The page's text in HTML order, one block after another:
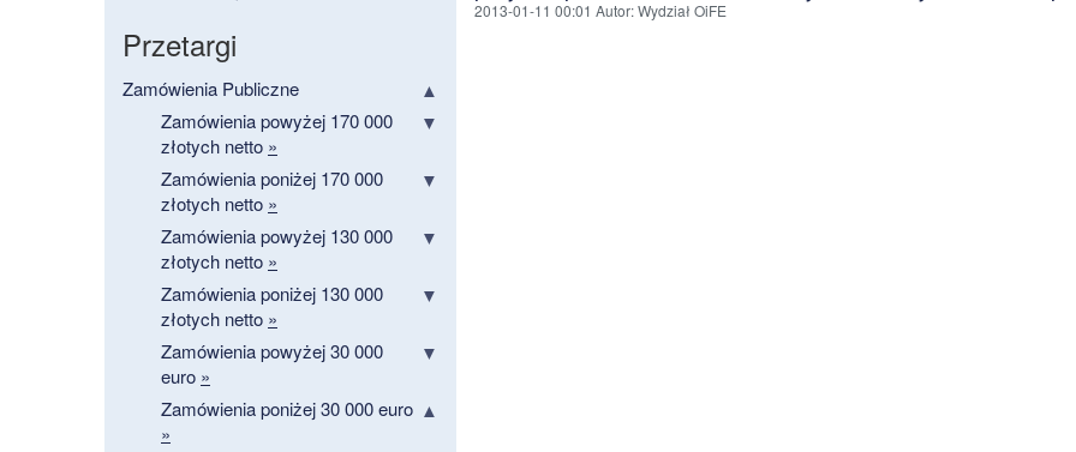
Przetargi
Zamówienia Publiczne
Zamówienia powyżej 170 000
złotych netto »
Zamówienia poniżej 170 000
złotych netto »
Zamówienia powyżej 130 000
złotych netto »
Zamówienia poniżej 130 000
złotych netto »
Zamówienia powyżej 30 000
euro »
Zamówienia poniżej 30 000 euro
»
2013-01-11 00:01 Autor: Wydział OiFE